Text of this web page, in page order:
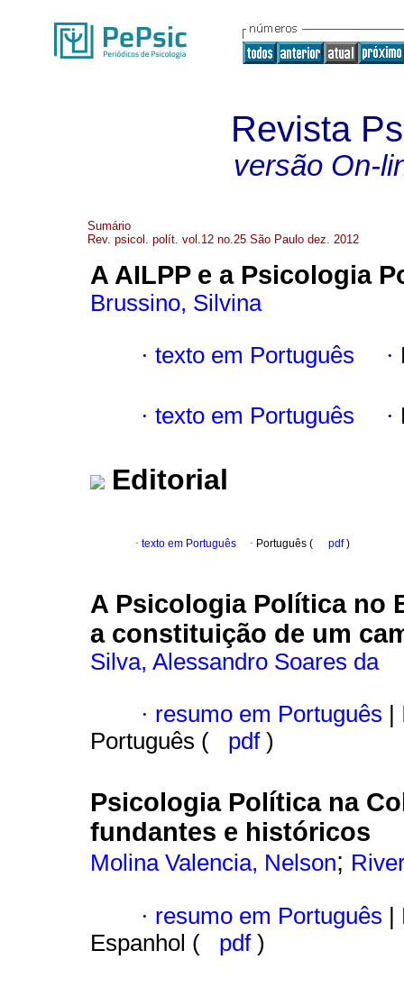
Revista
versão On-
Sumário
Rev. psicol. polít. vol.12 no.25 São Paulo dez. 2012
A AILPP e a Psicologia
Brussino, Silvina
· texto em Português ·
· texto em Português ·
Editorial
· texto em Português · Português ( pdf)
A Psicologia Política no
a constituição de um
Silva, Alessandro Soares da
· resumo em Português
Português (
pdf )
Psicologia Política na
fundantes e históricos
Molina Valencia, Nelson;
· resumo em Português
Espanhol (
pdf )